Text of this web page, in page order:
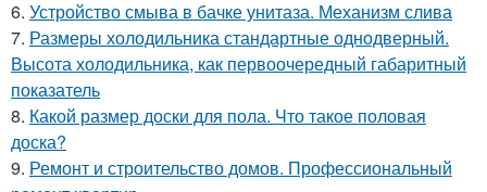
6. Устройство смыва в бачке унитаза. Механизм слива
7. Размеры холодильника стандартные однодверный.
Высота холодильника, как первоочередный габаритный
показатель
8. Какой размер доски для пола. Что такое половая
доска?
9. Ремонт и строительство домов. Профессиональный